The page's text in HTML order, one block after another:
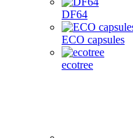
DF64
ECO capsules
ecotree